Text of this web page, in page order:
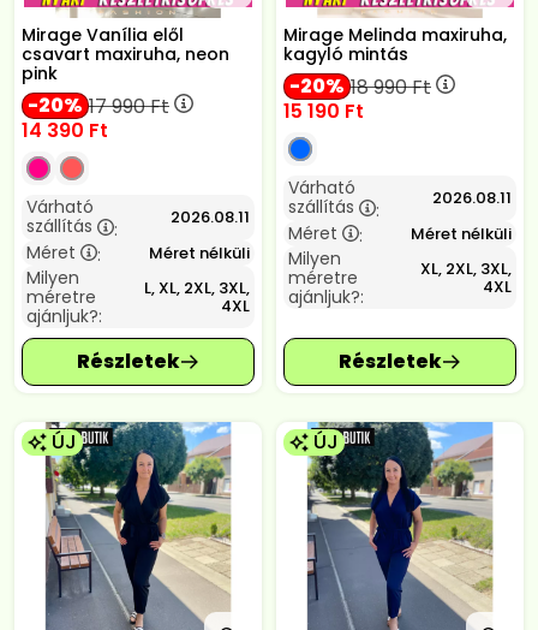
Mirage Vanília elől
csavart maxiruha, neon
pink
20 17 990Ft
14 390 Ft
Várható
szállítás
: 2026.08.11
Méret : Méret nélküli
Milyen
méretre
ajánljuk?:
L, XL, 2XL, 3XL,
4XL
Mirage Melinda maxiruha,
kagyló mintás
20 18 990Ft
15 190 Ft
Várható
szállítás
: 2026.08.11
Méret : Méret nélküli
Milyen
méretre
ajánljuk?:
XL, 2XL, 3XL,
4XL
ÚJ ÚJ